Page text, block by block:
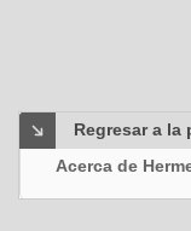
Regresar a la
Acerca de